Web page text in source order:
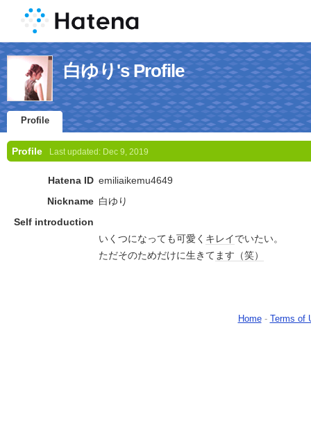
白ゆり's Profile
Profile
Profile Last updated: Dec 9, 2019
Hatena ID emiliaikemu4649
Nickname 白ゆり
Self introduction
いくつになっても可愛く キレイでいたい。
ただそのためだけに生きてます （笑）
Home- Terms of